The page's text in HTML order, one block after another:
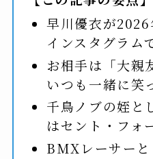
早川優衣が
インスタグラム
お相手は「大親
いつも一緒に笑
千鳥ノブの姪と
はセント・フォ
BMXレーサー